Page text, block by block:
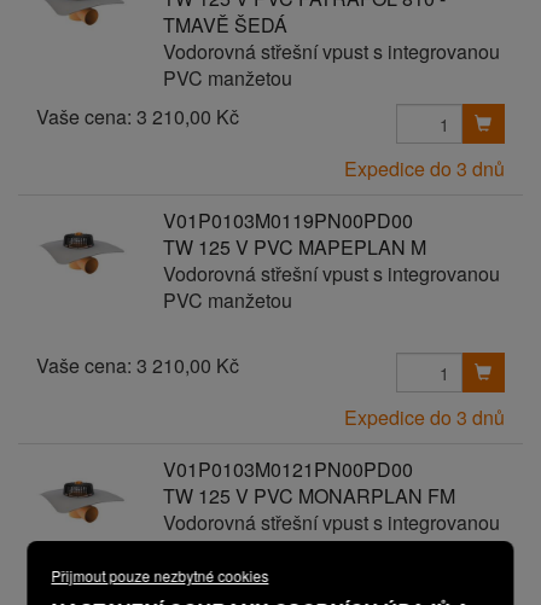
Přijmout pouze nezbytné cookies
TMAVĚ ŠEDÁ
Vodorovná střešní vpust s integrovanou
PVC manžetou
Vaše cena: 3 210,00 Kč
Expedice do 3 dnů
V01P0103M0119PN00PD00
TW 125 V PVC MAPEPLAN M
Vodorovná střešní vpust s integrovanou
PVC manžetou
Vaše cena: 3 210,00 Kč
Expedice do 3 dnů
V01P0103M0121PN00PD00
TW 125 V PVC MONARPLAN FM
Vodorovná střešní vpust s integrovanou
PVC manžetou